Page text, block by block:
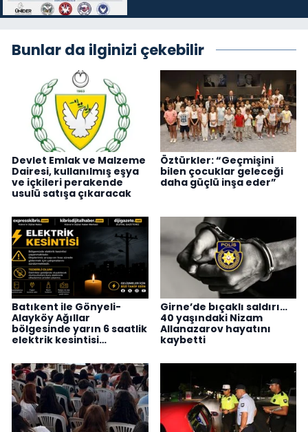
Bunlar da ilginizi çekebilir
Devlet Emlak ve Malzeme
Dairesi, kullanılmış eşya
ve içkileri perakende
usulü satışa çıkaracak
Öztürkler: “Geçmişini
bilen çocuklar geleceği
daha güçlü inşa eder”
Batıkent ile Gönyeli-
Alayköy Ağıllar
bölgesinde yarın 6 saatlik
elektrik kesintisi…
Girne’de bıçaklı saldırı…
40 yaşındaki Nizam
Allanazarov hayatını
kaybetti